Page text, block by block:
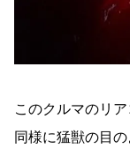
このクルマのリ
同様に猛獣の目